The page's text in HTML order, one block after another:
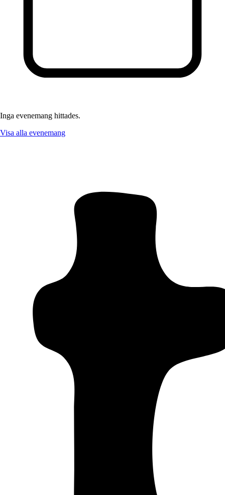
Inga evenemang hittades.
Visa alla evenemang